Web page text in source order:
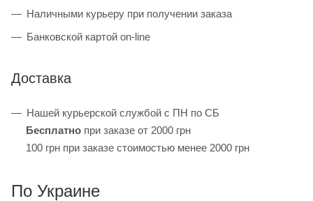
Наличными курьеру при получении заказа
Банковской картой on-line
Доставка
Нашей курьерской службой с ПН по СБ
Бесплатно при заказе от 2000 грн
100 грн при заказе стоимостью менее 2000 грн
По Украине